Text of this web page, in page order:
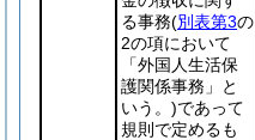
る事務(別表第3の
2の項において
「外国人生活保
護関係事務」と
いう。)であって
規則で定めるも